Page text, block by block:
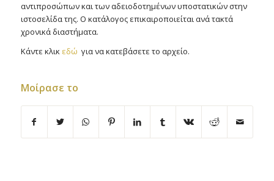
αντιπροσώπων και των αδειοδοτημένων υποστατικών στην
ιστοσελίδα της. Ο κατάλογος επικαιροποιείται ανά τακτά
χρονικά διαστήματα.
Κάντε κλικ εδώ για να κατεβάσετε το αρχείο.
Μοίρασε το